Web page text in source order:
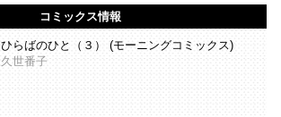
コミックス情報
ひらばのひと（３） (モーニングコミックス)
久世番子